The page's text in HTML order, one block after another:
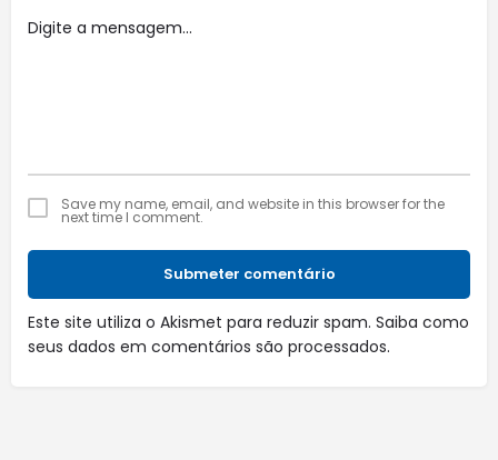
Save my name, email, and website in this browser for the
next time I comment.
Submeter comentário
Este site utiliza o Akismet para reduzir spam. Saiba como
seus dados em comentários são processados.